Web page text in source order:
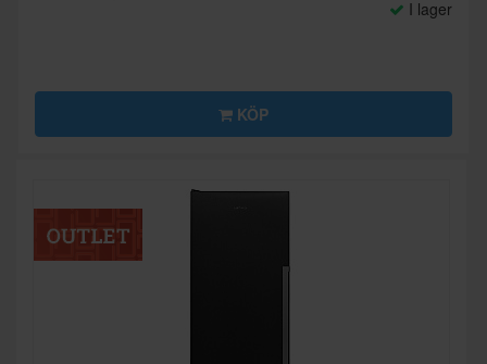
I lager
KÖP